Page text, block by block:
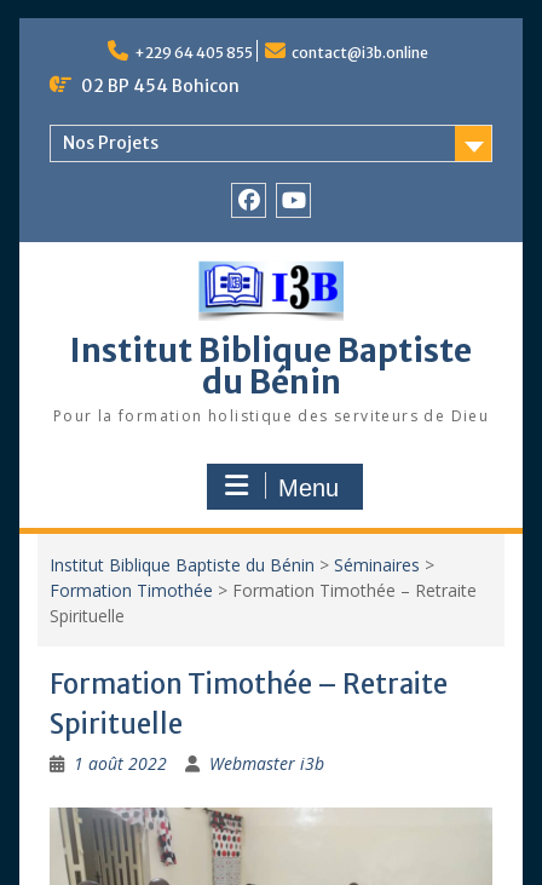
content
+229 64 405 855 contact@i3b.online
02 BP 454 Bohicon
Nos Projets
Youtube
Institut Biblique Baptiste
du Bénin
Pour la formation holistique des serviteurs de Dieu
Menu
Institut Biblique Baptiste du Bénin > Séminaires >
Formation Timothée > Formation Timothée – Retraite
Spirituelle
Formation Timothée – Retraite
Spirituelle
1 août 2022 Webmaster i3b